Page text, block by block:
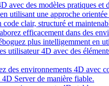
avec des modèles pratiques et
utilisant une approche
clair, structuré et
efficacement dans des
plus intelligemment en
utilisateur 4D avec des
des environnements 4D avec
Server de manière fiable.